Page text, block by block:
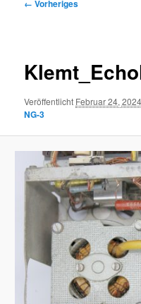
← Vorheriges
Veröffentlicht Februar 24, 2024
NG-3